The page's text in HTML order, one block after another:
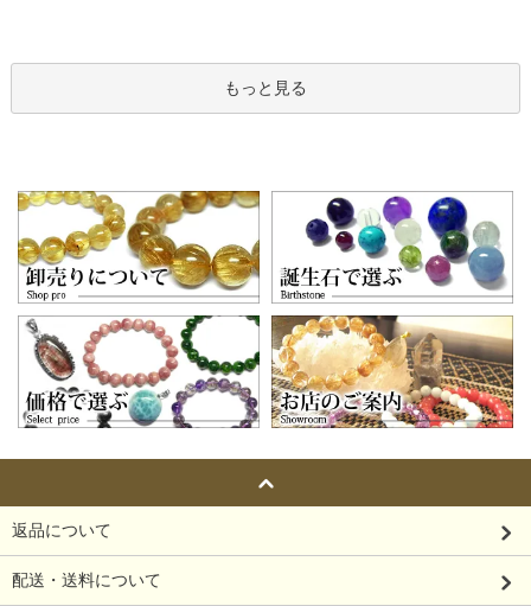
もっと見る
返品について
配送・送料について